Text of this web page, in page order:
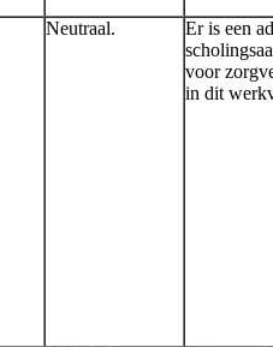
Neutraal.
Er is een
voor
in dit